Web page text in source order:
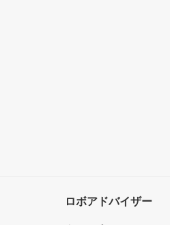
ロボアドバイザー